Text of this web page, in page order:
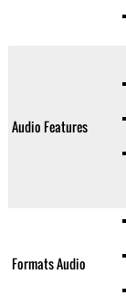
Audio Features
Formats Audio